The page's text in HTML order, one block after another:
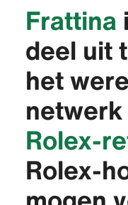
‭Frattina‬
deel uit
het
Rolex-
Rolex-